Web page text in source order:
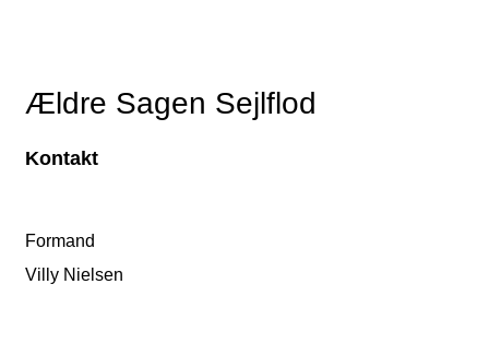
Ældre Sagen Sejlflod
Kontakt
Formand
Villy Nielsen